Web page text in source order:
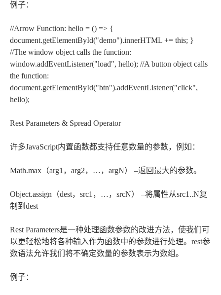
例子：
//Arrow Function: hello = () => {
document.getElementById("demo").innerHTML += this; }
//The window object calls the function:
window.addEventListener("load", hello); //A button object calls
the function:
document.getElementById("btn").addEventListener("click",
hello);
Rest Parameters & Spread Operator
许多JavaScript内置函数都支持任意数量的参数，例如：
Math.max（arg1，arg2，…，argN） –返回最大的参数。
Object.assign（dest，src1，…，srcN） –将属性从src1..N复
制到dest
Rest Parameters是一种处理函数参数的改进方法，使我们可
以更轻松地将各种输入作为函数中的参数进行处理。rest参
数语法允许我们将不确定数量的参数表示为数组。
例子：